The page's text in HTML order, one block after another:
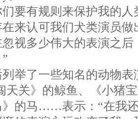
有规则来保护我的人
来认可我们犬类演员
视多少伟大的表演之
了一些知名的动物表
天关》的鲸鱼、《小猪
》的马……表示：“在我